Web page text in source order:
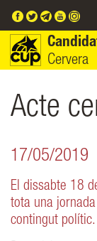
Cervera
Acte
17/05/2019
El dissabte 18
tota una
contingut polític.